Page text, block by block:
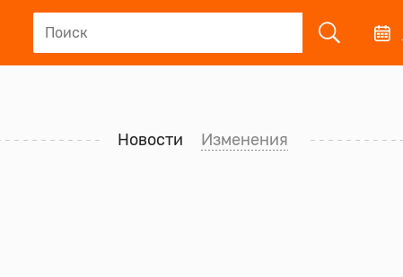
Новости Изменения